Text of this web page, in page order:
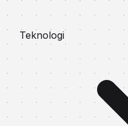
Teknologi